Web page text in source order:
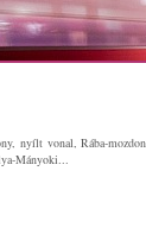
nyílt vonal, Rába-
Mányoki...